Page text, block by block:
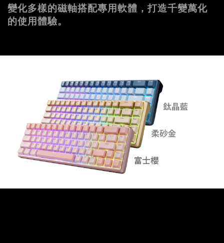
變化多樣的磁軸搭配專用軟體，打造千變萬化
的使用體驗。